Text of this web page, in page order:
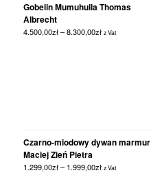
Gobelin Mumuhuila Thomas
Albrecht
4.500,00zł–8.300,00zł z Vat
Czarno-miodowy dywan marmur
Maciej Zień Pietra
1.299,00zł– 1.999,00zł z Vat